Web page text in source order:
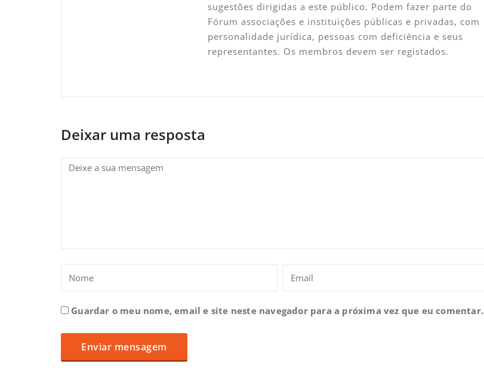
sugestões dirigidas a este público. Podem fazer parte do
Fórum associações e instituições públicas e privadas, com
personalidade jurídica, pessoas com deficiência e seus
representantes. Os membros devem ser registados.
Deixar uma resposta
Guardar o meu nome, email e site neste navegador para a próxima vez que eu comentar.